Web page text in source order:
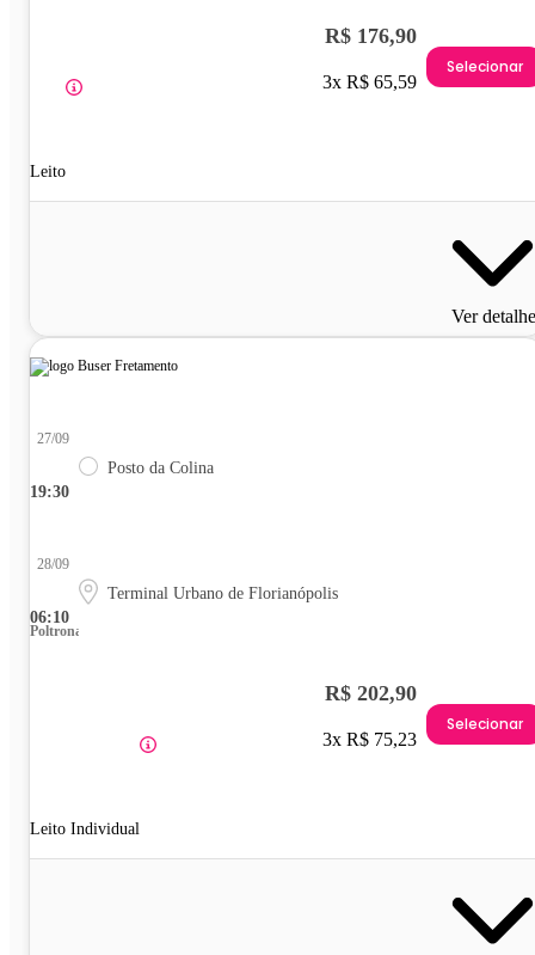
Leito
R$ 176,90
3x R$ 65,59
Selecionar
Ver
19:30
27/09
Posto da Colina
06:10
28/09
Terminal Urbano de Florianópolis
Poltrona
Leito Individual
R$ 202,90
3x R$ 75,23
Selecionar